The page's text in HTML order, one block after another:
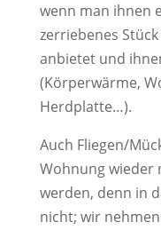
wenn man ihnen
zerriebenes
anbietet und
(Körperwärme,
Herdplatte…).
Auch Fliegen/
Wohnung wieder
werden, denn in
nicht; wir